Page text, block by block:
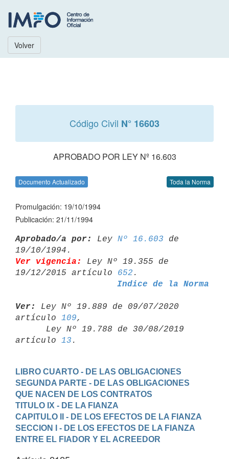
Volver
Código Civil N° 16603
APROBADO POR LEY Nº 16.603
Documento Actualizado Toda la Norma
Promulgación: 19/10/1994
Publicación: 21/11/1994
Aprobado/a por: Ley Nº 16.603 de
Ver vigencia:
Ley Nº 19.355 de
19/12/2015 artículo 652
Indice de la Norma
Ver:
Ley Nº 19.889 de 09/07/2020
artículo 109,
artículo 13
LIBRO CUARTO - DE LAS OBLIGACIONES
SEGUNDA PARTE - DE LAS OBLIGACIONES
QUE NACEN DE LOS CONTRATOS
TITULO IX - DE LA FIANZA
CAPITULO II - DE LOS EFECTOS DE LA FIANZA
SECCION I - DE LOS EFECTOS DE LA FIANZA
ENTRE EL FIADOR Y EL ACREEDOR